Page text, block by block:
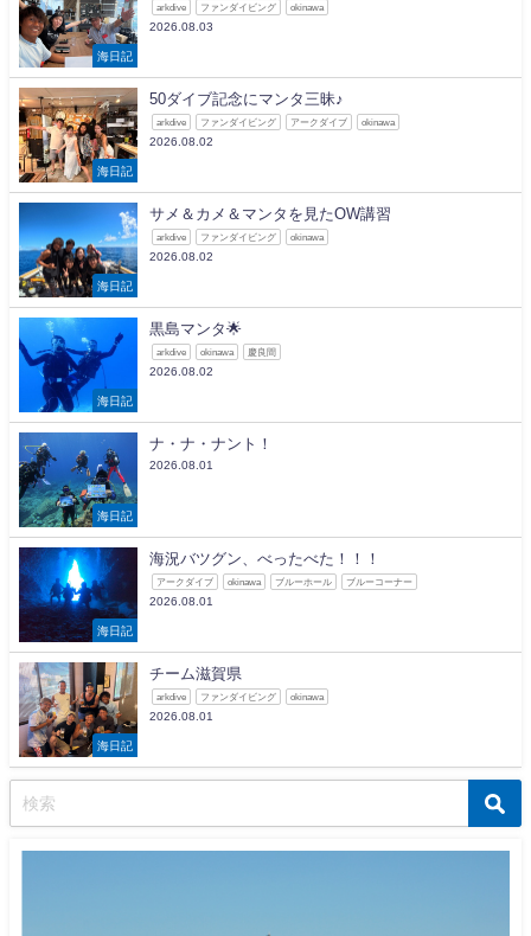
海日記
arkdive ファンダイビング okinawa
2026.08.03
海日記
50ダイブ記念にマンタ三昧♪
arkdive ファンダイビング アークダイブ okinawa
2026.08.02
海日記
サメ＆カメ＆マンタを見たOW講習
arkdive ファンダイビング okinawa
2026.08.02
海日記
黒島マンタ🌟
arkdive okinawa 慶良間
2026.08.02
海日記
ナ・ナ・ナント！
2026.08.01
海日記
海況バツグン、べったべた！！！
アークダイブ okinawa ブルーホール ブルーコーナー
2026.08.01
海日記
チーム滋賀県
arkdive ファンダイビング okinawa
2026.08.01